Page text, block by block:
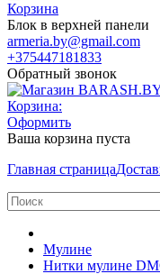
Корзина
Блок в верхней панели
armeria.by@gmail.com
+375447181833
Обратный звонок
Корзина:
Оформить
Ваша корзина пуста
Главная страница
Мулине
Нитки мулине